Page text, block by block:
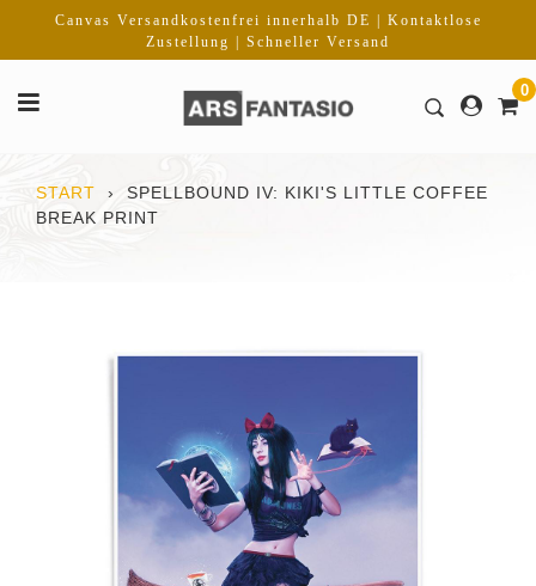
Inhalt
Canvas Versandkostenfrei innerhalb DE | Kontaktlose
Zustellung | Schneller Versand
0
START ›
SPELLBOUND IV: KIKI'S LITTLE COFFEE
BREAK PRINT